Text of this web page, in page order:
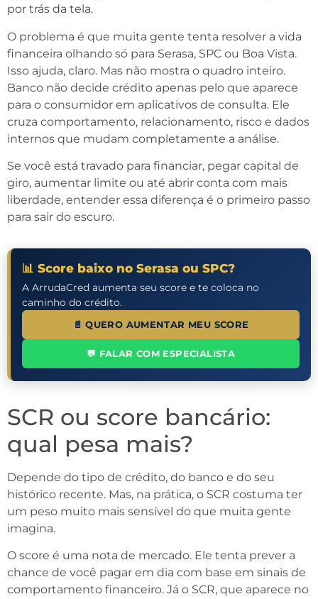
por trás da tela.
O problema é que muita gente tenta resolver a vida
financeira olhando só para Serasa, SPC ou Boa Vista.
Isso ajuda, claro. Mas não mostra o quadro inteiro.
Banco não decide crédito apenas pelo que aparece
para o consumidor em aplicativos de consulta. Ele
cruza comportamento, relacionamento, risco e dados
internos que mudam completamente a análise.
Se você está travado para financiar, pegar capital de
giro, aumentar limite ou até abrir conta com mais
liberdade, entender essa diferença é o primeiro passo
para sair do escuro.
📊 Score baixo no Serasa ou SPC?
A ArrudaCred aumenta seu score e te coloca no
caminho do crédito.
📄 QUERO AUMENTAR MEU SCORE
💬 FALAR COM ESPECIALISTA
SCR ou score bancário:
qual pesa mais?
Depende do tipo de crédito, do banco e do seu
histórico recente. Mas, na prática, o SCR costuma ter
um peso muito mais sensível do que muita gente
imagina.
O score é uma nota de mercado. Ele tenta prever a
chance de você pagar em dia com base em sinais de
comportamento financeiro. Já o SCR, que aparece no